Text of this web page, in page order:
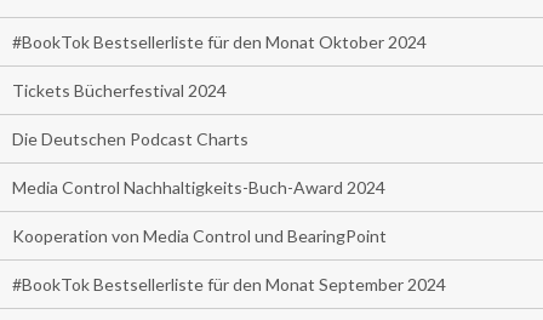
#BookTok Bestsellerliste für den Monat Oktober 2024
Tickets Bücherfestival 2024
Die Deutschen Podcast Charts
Media Control Nachhaltigkeits-Buch-Award 2024
Kooperation von Media Control und BearingPoint
#BookTok Bestsellerliste für den Monat September 2024